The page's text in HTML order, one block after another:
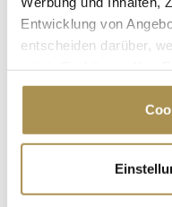
Entwicklung von
entscheiden darüber,
Cookie-Erklärung oder
Trigger Symbol ändern
Informationen
erfassen, welche